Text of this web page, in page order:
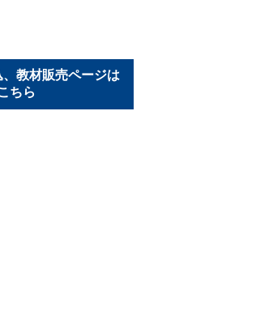
教材販売ページは
ちら